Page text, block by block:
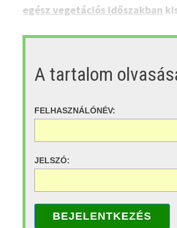
egész vegetációs időszakban
A tartalom
FELHASZNÁLÓNÉV:
JELSZÓ:
BEJELENTKEZÉS